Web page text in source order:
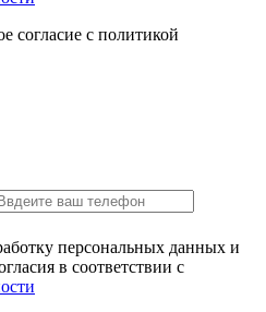
согласие с политикой
персональных данных и
в соответствии с